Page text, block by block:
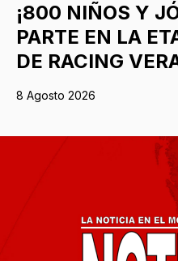
¡800 NIÑOS Y
PARTE EN LA
DE RACING
8 Agosto 2026